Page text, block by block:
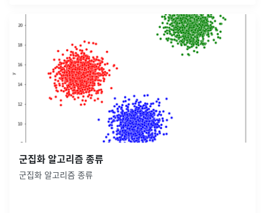
군집화 알고리즘 종류
군집화 알고리즘 종류